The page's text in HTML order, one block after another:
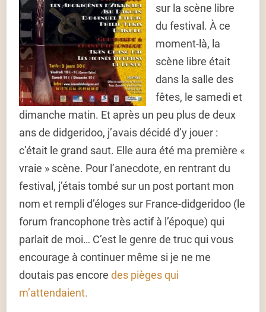
sur la scène libre
du festival. À ce
moment-là, la
scène libre était
dans la salle des
fêtes, le samedi et
dimanche matin. Et après un peu plus de deux
ans de didgeridoo, j’avais décidé d’y jouer :
c’était le grand saut. Elle aura été ma première «
vraie » scène. Pour l’anecdote, en rentrant du
festival, j’étais tombé sur un post portant mon
nom et rempli d’éloges sur France-didgeridoo (le
forum francophone très actif à l’époque) qui
parlait de moi… C’est le genre de truc qui vous
encourage à continuer même si je ne me
doutais pas encoredes pièges qui
m’attendaient.